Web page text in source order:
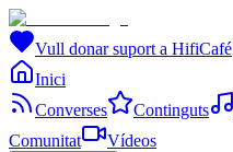
Vull donar suport a HifiCafé
Inici
Converses
Continguts
Comunitat
Vídeos